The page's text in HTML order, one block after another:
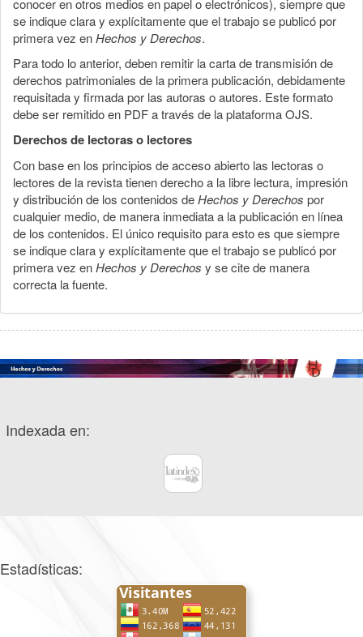
conocer en otros medios en papel o electrónicos), siempre que
se indique clara y explícitamente que el trabajo se publicó por
primera vez enHechos y Derechos.
Para todo lo anterior, deben remitir la carta de transmisión de
derechos patrimoniales de la primera publicación, debidamente
requisitada y firmada por las autoras o autores. Este formato
debe ser remitido en PDF a través de la plataforma OJS.
Derechos de lectoras o lectores
Con base en los principios de acceso abierto las lectoras o
lectores de la revista tienen derecho a la libre lectura, impresión
y distribución de los contenidos deHechos y Derechos por
cualquier medio, de manera inmediata a la publicación en línea
de los contenidos. El único requisito para esto es que siempre
se indique clara y explícitamente que el trabajo se publicó por
primera vez enHechos y Derechos y se cite de manera
correcta la fuente.
Indexada en:
Estadísticas: